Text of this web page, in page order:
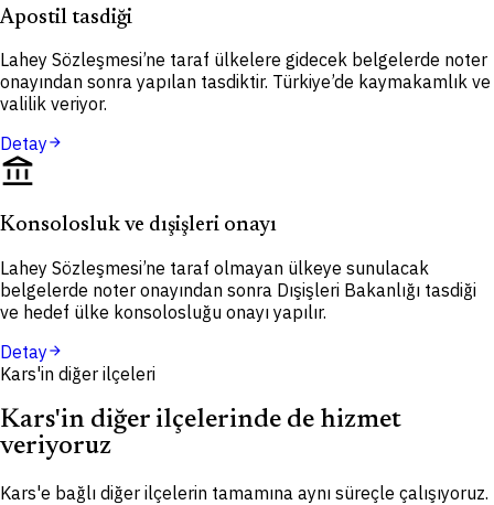
Apostil tasdiği
Lahey Sözleşmesi’ne taraf ülkelere gidecek belgelerde noter
onayından sonra yapılan tasdiktir. Türkiye’de kaymakamlık ve
valilik veriyor.
Detayarrow_forward
account_balance
Konsolosluk ve dışişleri onayı
Lahey Sözleşmesi’ne taraf olmayan ülkeye sunulacak
belgelerde noter onayından sonra Dışişleri Bakanlığı tasdiği
ve hedef ülke konsolosluğu onayı yapılır.
Detayarrow_forward
Kars'in diğer ilçeleri
Kars'in diğer ilçelerinde de hizmet
veriyoruz
Kars'e bağlı diğer ilçelerin tamamına aynı süreçle çalışıyoruz.